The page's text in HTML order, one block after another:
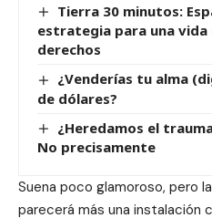
Tierra 30 minutos:
estrategia para una
derechos
¿Venderías tu alma
de dólares?
¿Heredamos el
No precisamente
Suena poco glamoroso, pero
parecerá más una instalación